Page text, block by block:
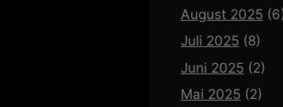
August 2025
Juli 2025 (8)
Juni 2025 (2)
Mai 2025 (2)